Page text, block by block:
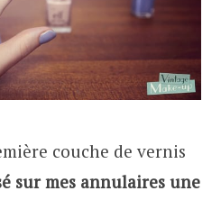
couche de vernis
sur mes annulaires une